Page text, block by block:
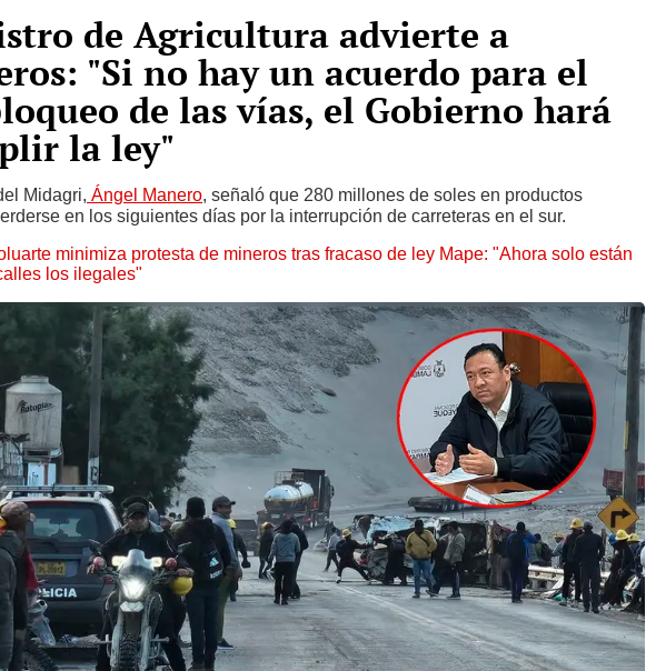
de Agricultura advierte a
"Si no hay un acuerdo para el
de las vías, el Gobierno hará
la ley"
Midagri, Ángel Manero, señaló que 280 millones de soles en productos
en los siguientes días por la interrupción de carreteras en el sur.
minimiza protesta de mineros tras fracaso de ley Mape: "Ahora solo están
los ilegales"